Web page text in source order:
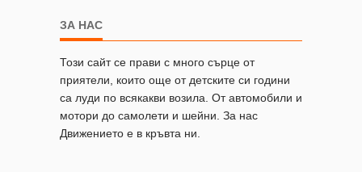
ЗА НАС
Този сайт се прави с много сърце от
приятели, които още от детските си години
са луди по всякакви возила. От автомобили и
мотори до самолети и шейни. За нас
Движението е в кръвта ни.